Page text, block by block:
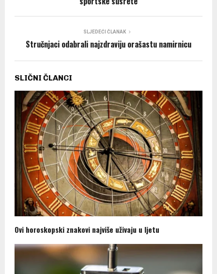
SLJEDEĆI ČLANAK
Stručnjaci odabrali najzdraviju orašastu namirnicu
SLIČNI ČLANCI
Ovi horoskopski znakovi najviše uživaju u ljetu